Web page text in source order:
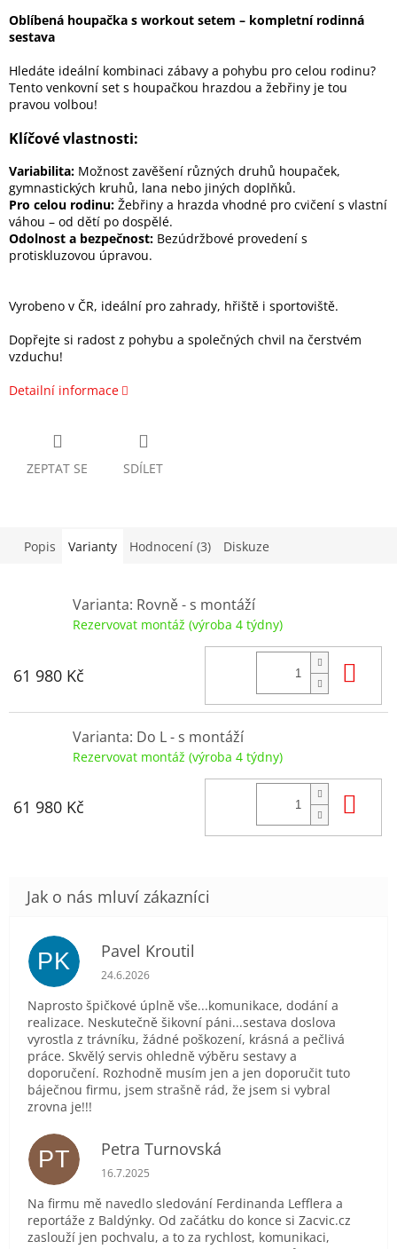
Oblíbená houpačka s workout setem – kompletní rodinná
sestava
Hledáte ideální kombinaci zábavy a pohybu pro celou rodinu?
Tento venkovní set s houpačkou hrazdou a žebřiny je tou
pravou volbou!
Klíčové vlastnosti:
Variabilita: Možnost zavěšení různých druhů houpaček,
gymnastických kruhů, lana nebo jiných doplňků.
Pro celou rodinu: Žebřiny a hrazda vhodné pro cvičení s vlastní
váhou – od dětí po dospělé.
Odolnost a bezpečnost: Bezúdržbové provedení s
protiskluzovou úpravou.
Vyrobeno v ČR, ideální pro zahrady, hřiště i sportoviště.
Dopřejte si radost z pohybu a společných chvil na čerstvém
vzduchu!
Detailní informace
ZEPTAT SE SDÍLET
Popis Varianty Hodnocení (3) Diskuze
Varianta: Rovně - s montáží
Rezervovat montáž (výroba 4 týdny)
61 980 Kč
Varianta: Do L - s montáží
Rezervovat montáž (výroba 4 týdny)
61 980 Kč
PK Pavel Kroutil
Hodnocení obchodu je 5 z 5 hvězdiček.
24.6.2026
Naprosto špičkové úplně vše...komunikace, dodání a
realizace. Neskutečně šikovní páni...sestava doslova
vyrostla z trávníku, žádné poškození, krásná a pečlivá
práce. Skvělý servis ohledně výběru sestavy a
doporučení. Rozhodně musím jen a jen doporučit tuto
báječnou firmu, jsem strašně rád, že jsem si vybral
zrovna je!!!
PT Petra Turnovská
Hodnocení obchodu je 5 z 5 hvězdiček.
16.7.2025
Na firmu mě navedlo sledování Ferdinanda Lefflera a
reportáže z Baldýnky. Od začátku do konce si Zacvic.cz
zaslouží jen pochvalu, a to za rychlost, komunikaci,